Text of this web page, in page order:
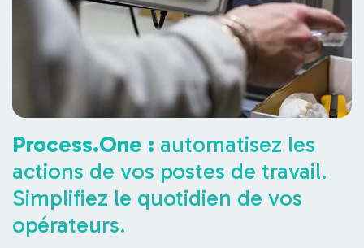
Process.One : automatisez les
actions de vos postes de travail.
Simplifiez le quotidien de vos
opérateurs.